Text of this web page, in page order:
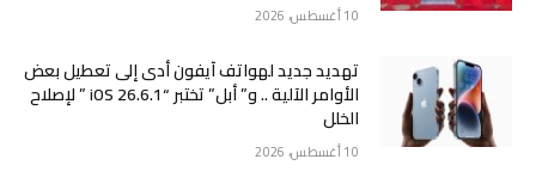
10 أغسطس، 2026
تهديد جديد لهواتف آيفون أدى إلى تعطيل بعض
الأوامر الآلية .. و” أبل” تختبر “iOS 26.6.1 ” لإصلاح
الخلل
10 أغسطس، 2026